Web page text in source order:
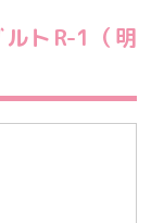
トR-1（明